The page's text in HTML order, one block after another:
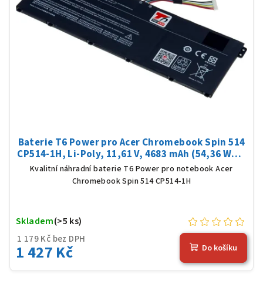
Baterie T6 Power pro Acer Chromebook Spin 514
CP514-1H, Li-Poly, 11,61 V, 4683 mAh (54,36 Wh),
černá
Kvalitní náhradní baterie T6 Power pro notebook Acer
Chromebook Spin 514 CP514-1H
1 179 Kč bez DPH
1 427 Kč
Skladem(>5 ks)
Do košíku